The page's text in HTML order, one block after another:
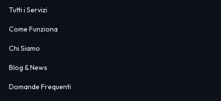
Tutti i Servizi
Come Funziona
Chi Siamo
Blog & News
Domande Frequenti